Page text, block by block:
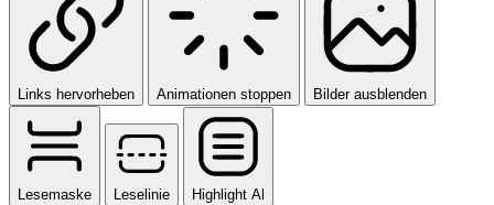
Links hervorheben Animationen stoppen Bilder ausblenden
Lesemaske Leselinie
Highlight Al